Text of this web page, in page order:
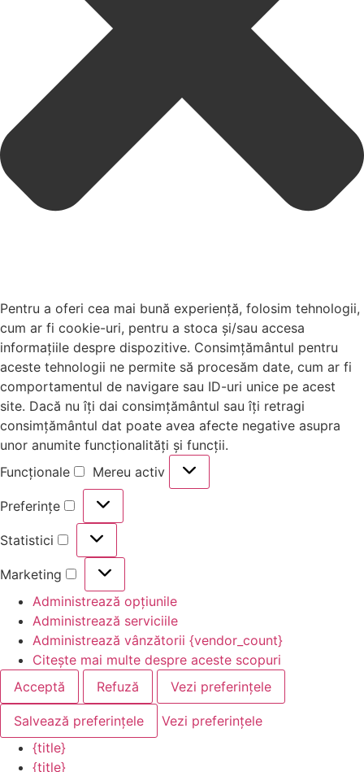
Pentru a oferi cea mai bună experiență, folosim tehnologii,
cum ar fi cookie-uri, pentru a stoca și/sau accesa
informațiile despre dispozitive. Consimțământul pentru
aceste tehnologii ne permite să procesăm date, cum ar fi
comportamentul de navigare sau ID-uri unice pe acest
site. Dacă nu îți dai consimțământul sau îți retragi
consimțământul dat poate avea afecte negative asupra
unor anumite funcționalități și funcții.
Funcționale
Mereu activ
Preferințe
Statistici
Marketing
Administrează opțiunile
Administrează serviciile
Administrează vânzătorii {vendor_count}
Citește mai multe despre aceste scopuri
Acceptă
Refuză Vezi preferințele
Salvează preferințele
Vezi preferințele
{title}
{title}